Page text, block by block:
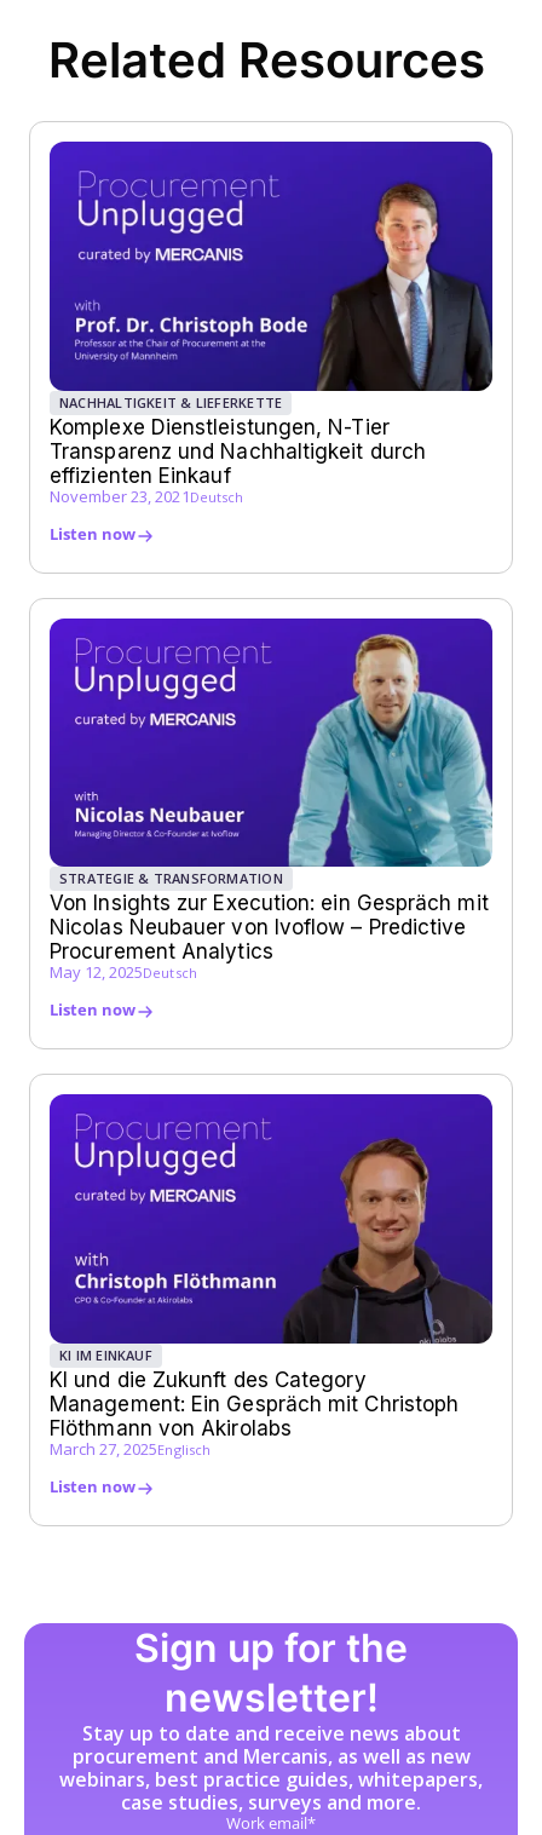
Related Resources
NACHHALTIGKEIT & LIEFERKETTE
Komplexe Dienstleistungen, N-Tier
Transparenz und Nachhaltigkeit durch
effizienten Einkauf
November 23, 2021 Deutsch
Listen now
STRATEGIE & TRANSFORMATION
Von Insights zur Execution: ein Gespräch mit
Nicolas Neubauer von Ivoflow – Predictive
Procurement Analytics
May 12, 2025Deutsch
Listen now
KI IM EINKAUF
KI und die Zukunft des Category
Management: Ein Gespräch mit Christoph
Flöthmann von Akirolabs
March 27, 2025Englisch
Listen now
Sign up for the
newsletter!
Stay up to date and receive news about
procurement and Mercanis, as well as new
webinars, best practice guides, whitepapers,
case studies, surveys and more.
Work email*